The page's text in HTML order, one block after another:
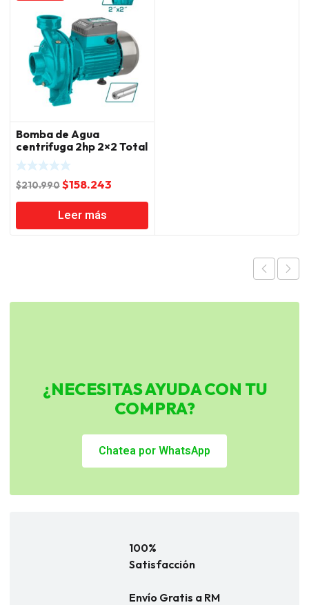
Bomba de Agua
centrifuga 2hp 2×2 Total
$210.990El
precio
original
era:
$158.243
precio
es:
Leer más
¿NECESITAS AYUDA CON TU
COMPRA?
Chatea por WhatsApp
100%
Satisfacción
Envío Gratis a RM